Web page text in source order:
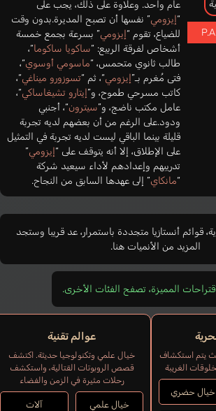
عام واحد. وعلاوة على ذلك، يجب على
“إيزومي” نفسها أن تصبح المديرة.بدون وقت
للضياع، تقوم “إيزومي” بسرعة بجمع خمسة
أشخاص لفرقة الربيع: “ساكويا ساكوما“،
طالب ثانوي متحمس، “ماسومي أوسوي“،
فتى مُغرم بـ”إيزومي“، ثم “تسوزورو ميناغي“،
كاتب مسرحي طموح، و”إيتارو تشيغاساكي“،
عامل مكتب ناضج، و”سيترون“، أجنبي
ودود.على الرغم من أن بعضهم لديه تجربة
قليلة بينما الباقي ليست لديه تجربة في التمثيل
على الإطلاق، إلا أنه يتوقف على “إيزومي”
تدريبهم وإعدادهم لأداء سيعيد شركة
“مانكاي” إلى عهدها السابق من النجاح.
قوائم أنستازيا متجددة باستمرار، عد قريبا وستجد
المزيد من الأنميات هنا.
المميزة، تصفح الفئات الأخرى.
يتم استكشاف
الغريبة
خيال حضري
عوالم تقنية
خيال علمي وتكنولوجيا حديثة. اكتشف
قصص الروبوتات القتالية، واستكشف
رحلات مثيرة في الزمن والفضاء
خيال علمي آلات